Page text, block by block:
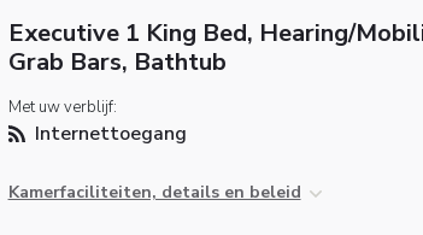
Executive 1 King Bed, Hearing/
Grab Bars, Bathtub
Met uw verblijf:
Internettoegang
Kamerfaciliteiten, details en beleid